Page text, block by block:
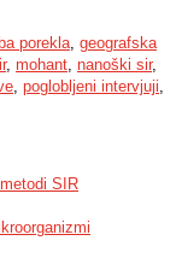
porekla, geografska
, mohant, nanoški sir,
, poglobljeni intervjuji,
SIR